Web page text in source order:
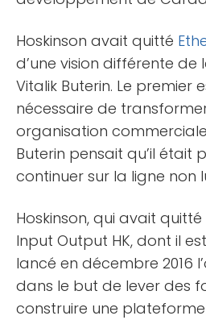
Hoskinson avait quitté
d’une vision différente
Vitalik Buterin. Le premier
nécessaire de
organisation
Buterin pensait qu’il était
continuer sur la ligne non
Hoskinson, qui avait quitté
Input Output HK, dont il
lancé en décembre 2016
dans le but de lever des
construire une plateforme